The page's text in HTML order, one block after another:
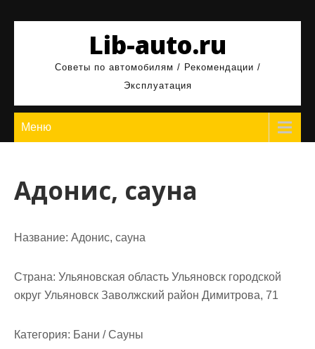
Lib-auto.ru
Советы по автомобилям / Рекомендации /
Эксплуатация
Меню
Адонис, сауна
Название: Адонис, сауна
Страна: Ульяновская область Ульяновск городской
округ Ульяновск Заволжский район Димитрова, 71
Категория: Бани / Сауны